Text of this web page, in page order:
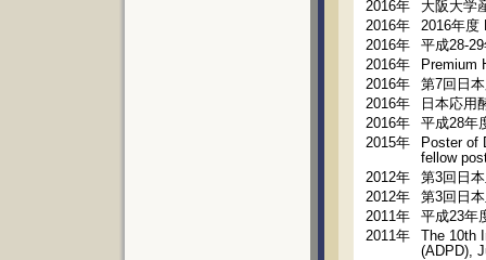
2016年
大阪大学
2016年
2016年度
2016年
平成28-
2016年
Premium
2016年
第7回日
2016年
日本応用
2016年
平成28年
2015年
Poster of
fellow
2012年
第3回日
2012年
第3回日
2011年
平成23年
2011年
The 10th
(ADPD),